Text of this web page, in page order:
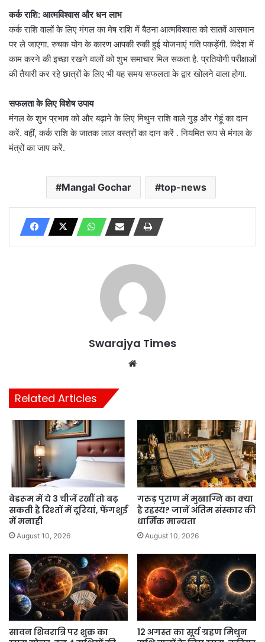
कर्क राशि: आत्मविश्वास और धन लाभ
कर्क राशि वालों के लिए मंगल का मेष राशि में बैठना आत्मविश्वास को सातवें आसमान
पर ले जाएगा. रुचक योग के कारण आपकी रुकी हुई योजनाएं गति पकड़ेंगी. विदेश में
काम करने की इच्छा रखने वालों को शुभ समाचार मिल सकता है. प्रतियोगी परीक्षाओं
की तैयारी कर रहे छात्रों के लिए भी यह समय सफलता के द्वार खोलने वाला होगा.
सफलता के लिए विशेष उपाय
मंगल के शुभ प्रभाव को और बढ़ाने के लिए मिथुन राशि वाले गुड़ और गेहूं का दान
करें. वहीं, कर्क राशि के जातक लाल वस्त्रों का दान करें . नियमित रूप से मंगल के
मंत्रों का जाप करें.
Mangal Gochar top-news
Swarajya Times
Related Articles
बेडरूम में ये 3 चीजें रखीं तो बढ़
सकती है रिश्तों में दूरियां, फेंगशुई
में मनाही
August 10, 2026
गरुड़ पुराण में मुखाग्नि का क्या
है रहस्य? जानें अंतिम संस्कार की
धार्मिक मान्यता
August 10, 2026
सावन शिवरात्रि पर शुक्र का
12 अगस्त का सूर्य ग्रहण मिथुन